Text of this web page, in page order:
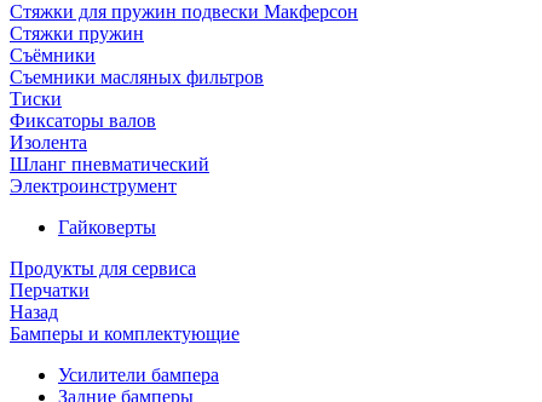
Стяжки для пружин подвески Макферсон
Стяжки пружин
Съёмники
Съемники масляных фильтров
Тиски
Фиксаторы валов
Изолента
Шланг пневматический
Электроинструмент
Гайковерты
Продукты для сервиса
Перчатки
Назад
Бамперы и комплектующие
Усилители бампера
Задние бамперы